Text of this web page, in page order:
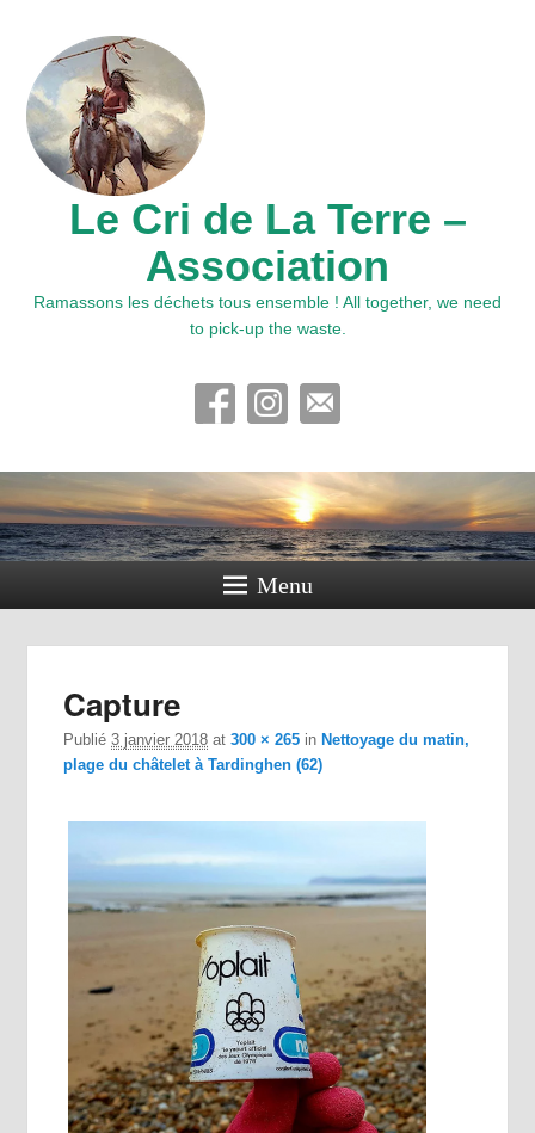
Le Cri de La Terre –
Association
Ramassons les déchets tous ensemble ! All together, we need
to pick-up the waste.
Menu
Capture
Publié3 janvier 2018 at300 × 265 in Nettoyage du matin,
plage du châtelet à Tardinghen (62)